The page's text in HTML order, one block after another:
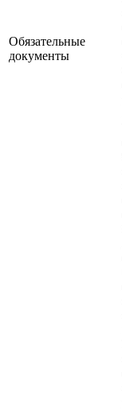
Обязательные
документы